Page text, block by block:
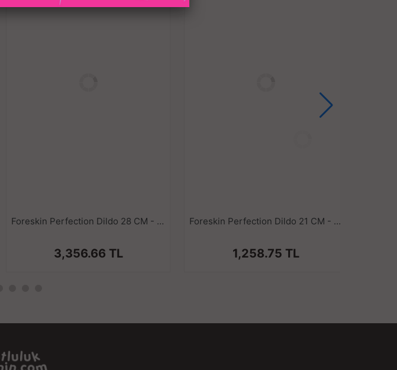
vantuz güçlü emiş gücü sağlar ve kullanışlı oyun için kolayca açıp
Foreskin Perfection Dildo 28 CM - Çift Katmanlı Gerçekçi Kayar Deri Ultra Yumuşak Realistik Melez Yapay Penis Vibrator
3,356.66 TL
Foreskin Perfection Dildo 21 CM - Çift Katmanlı Gerçekçi Kayar Deri Ultra Yumuşak Realistik Melez Yapay Penis Vibrator
1,258.75 TL